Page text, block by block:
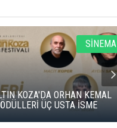
SİNEMA
KOZA'DA ORHAN KEMAL
ÜÇ USTA İSME